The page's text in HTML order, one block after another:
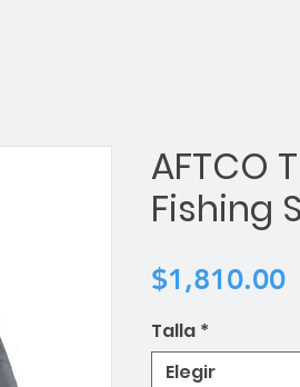
AFTCO
Fishing
$1,810.00
Talla *
Elegir